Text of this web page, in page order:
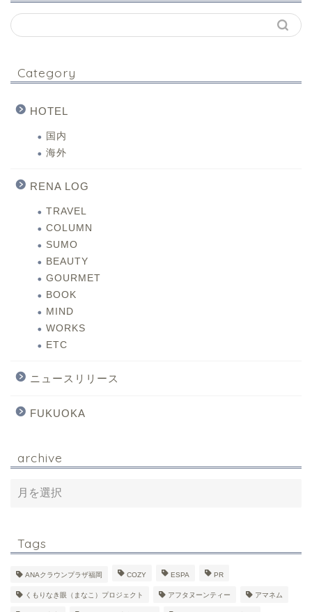
Category
HOTEL
国内
海外
RENA LOG
TRAVEL
COLUMN
SUMO
BEAUTY
GOURMET
BOOK
MIND
WORKS
ETC
ニュースリリース
FUKUOKA
archive
Tags
ANAクラウンプラザ福岡 COZY ESPA PR
くもりなき眼（まなこ）プロジェクト アフタヌーンティー アマネム